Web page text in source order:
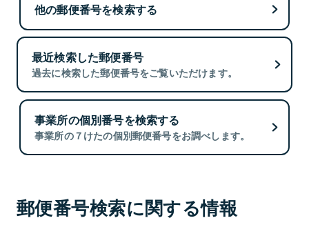
他の郵便番号を検索する
最近検索した郵便番号
過去に検索した郵便番号をご覧いただけます。
事業所の個別番号を検索する
事業所の７けたの個別郵便番号をお調べします。
郵便番号検索に関する情報